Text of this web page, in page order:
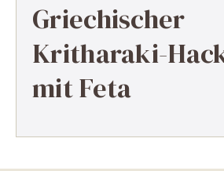
Griechischer
Kritharaki-
mit Feta